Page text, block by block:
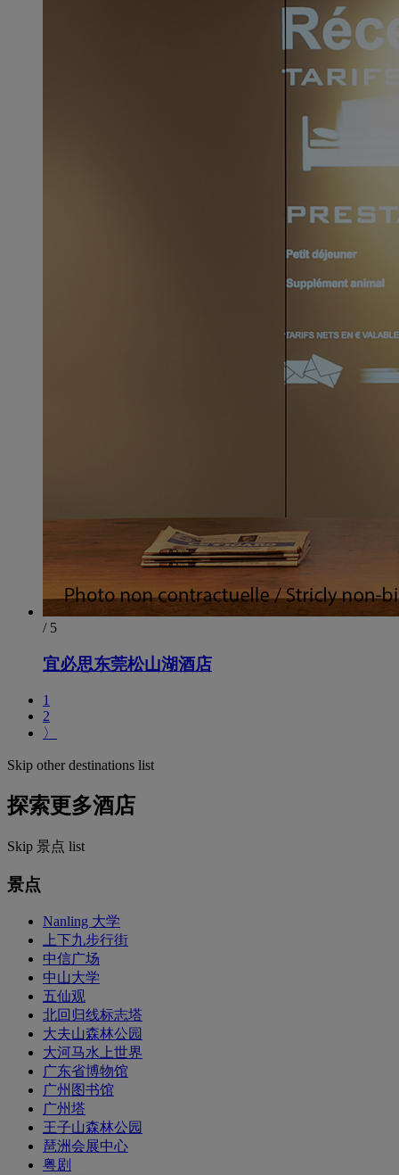
/ 5
宜必思东莞松山湖酒店
1
2
〉
Skip other destinations list
探索更多酒店
Skip 景点 list
景点
Nanling 大学
上下九步行街
中信广场
中山大学
五仙观
北回归线标志塔
大夫山森林公园
大河马水上世界
广东省博物馆
广州图书馆
广州塔
王子山森林公园
琶洲会展中心
粤剧